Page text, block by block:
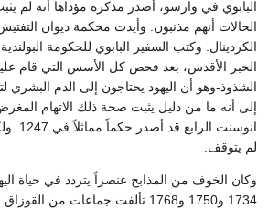
البابوي في وارسو، أصدر مذكرة مؤداها أنه لم
الحالات أنهم مذنبون. وأيدت محكمة ديوان
الحبر الأقدس، بعد فحص كل الأسس التي قام
الشذوذ-وهو أن اليهود يحتاجون إلى الدم
لم يتوقف.
وكان الخوف من المذابح عنصراً يتردد في حياة
1734 و1750 و1768 تألفت جماعات من